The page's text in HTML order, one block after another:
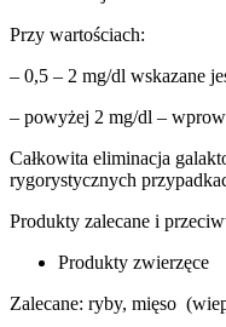
Przy wartościach:
– 0,5 – 2 mg/dl wskazane
– powyżej 2 mg/dl –
Całkowita eliminacja
rygorystycznych
Produkty zalecane i
Produkty zwierzęce
Zalecane: ryby, mięso